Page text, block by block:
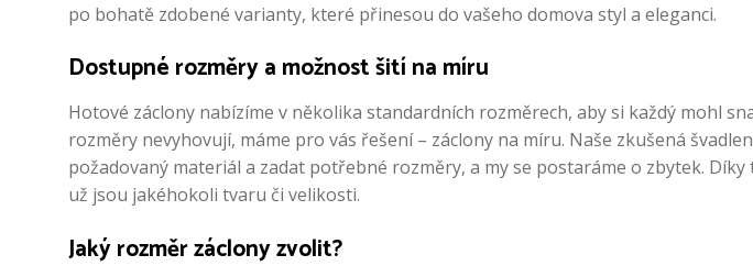
po bohatě zdobené varianty, které přinesou do vašeho domova styl a eleganci.
Dostupné rozměry a možnost šití na míru
Hotové záclony nabízíme v několika standardních rozměrech, aby si každý mohl
rozměry nevyhovují, máme pro vás řešení – záclony na míru. Naše zkušená
požadovaný materiál a zadat potřebné rozměry, a my se postaráme o zbytek.
už jsou jakéhokoli tvaru či velikosti.
Jaký rozměr záclony zvolit?